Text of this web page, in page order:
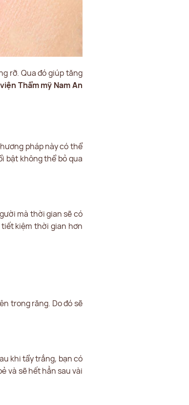
rỡ. Qua đó giúp tăng
Thẩm mỹ Nam An
pháp này có thể
bật không thể bỏ qua
mà thời gian sẽ có
kiệm thời gian hơn
trong răng. Do đó sẽ
khi tẩy trắng, bạn có
và sẽ hết hẳn sau vài